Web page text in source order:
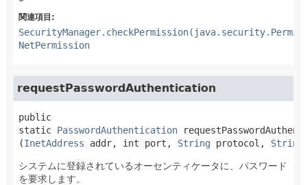
関連項目:
NetPermission
requestPasswordAuthentication
public
static PasswordAuthentication
(InetAddress addr, int port, String protocol, String
システムに登録されているオーセンティケータに、パスワード
を要求します。